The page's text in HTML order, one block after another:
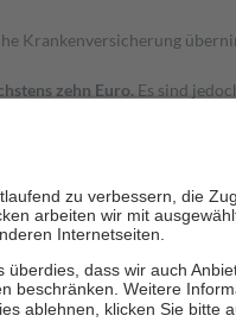
Krankenversicherung
zehn Euro. Es sind
fallenkeine Zuzahlungen an